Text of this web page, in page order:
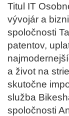
Titul IT
vývojár a
spoločnosti
patentov,
a život na
skutočne
služba
spoločnosti